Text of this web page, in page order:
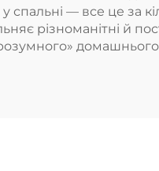
спальні — все це за
різноманітні й
домашнього